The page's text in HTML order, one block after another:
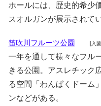
ホールには、歴史的希少
スオルガンが展示されてい
笛吹川フルーツ公園 [入
一年を通して様々なフル
きる公園。アスレチック
る空間「わんぱくドーム
ンなどがある。